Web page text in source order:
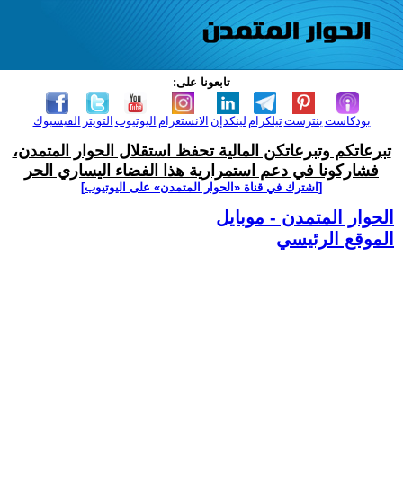
تابعونا على:
الفيسبوك التويتر اليوتيوب الانستغرام لينكدإن تيلكرامبنترست بودكاست
تبرعاتكم وتبرعاتكن المالية تحفظ استقلال الحوار المتمدن،
فشاركونا في دعم استمرارية هذا الفضاء اليساري الحر
[اشترك في قناة ‫«الحوار المتمدن» على اليوتيوب]
الحوار المتمدن - موبايل
الموقع الرئيسي